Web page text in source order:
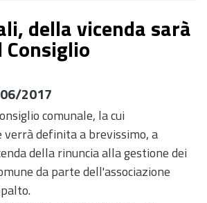
della vicenda sarà
2017
comunale, la cui
verrà definita a brevissimo, a
della rinuncia alla gestione dei
da parte dell'associazione